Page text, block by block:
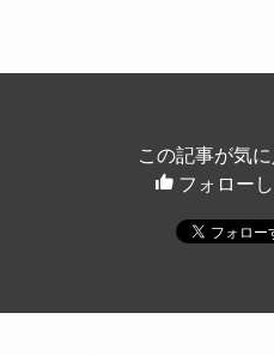
この記事が気
フォロー